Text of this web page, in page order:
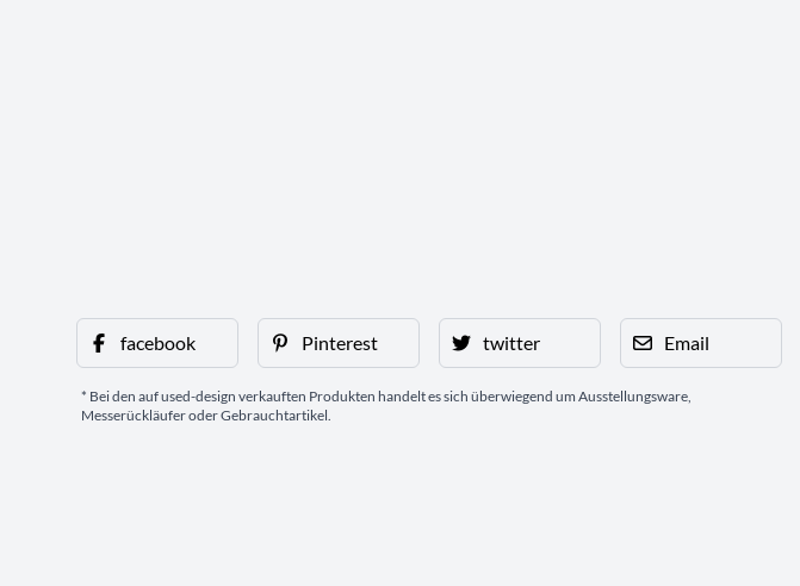
facebook Pinterest twitter Email
* Bei den auf used-design verkauften Produkten handelt es sich überwiegend um Ausstellungsware,
Messerückläufer oder Gebrauchtartikel.